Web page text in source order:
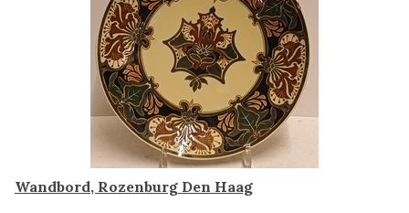
Wandbord, Rozenburg Den Haag